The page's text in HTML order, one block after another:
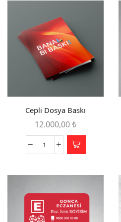
Cepli Dosya Baskı
12.000,00₺
Cepli
Baskı